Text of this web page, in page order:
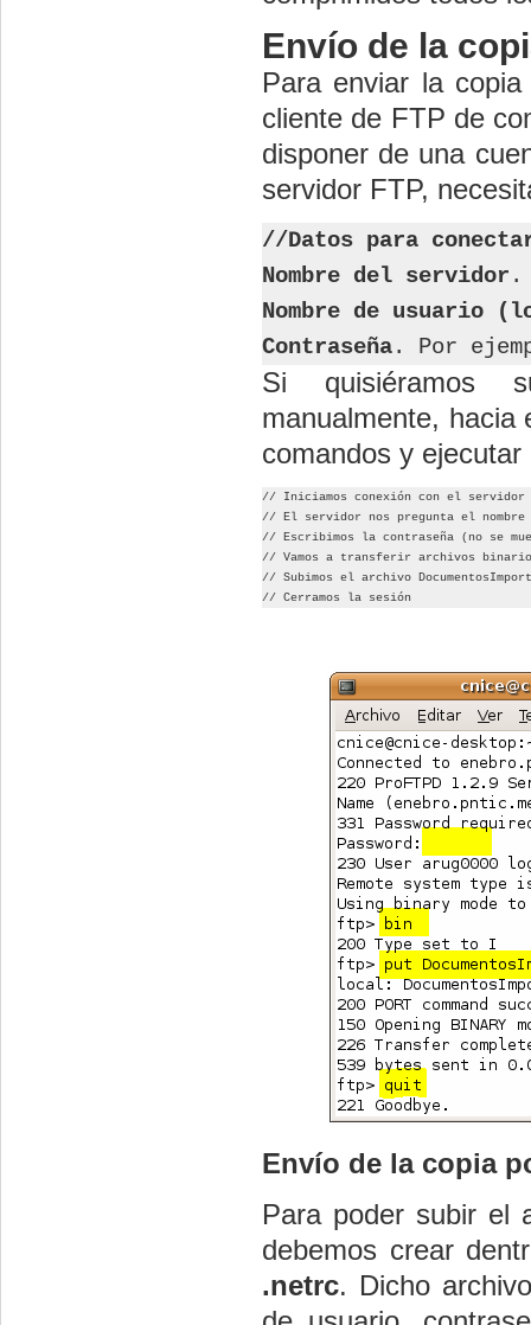
Envío de la
Para enviar la
cliente de FTP de
disponer de una
servidor FTP,
//Datos para
Nombre del servidor .
Nombre de usuario
Contraseña. Por
Si quisiéramos
manualmente, hacia
comandos y
// Iniciamos conexión con el servidor
// El servidor nos pregunta el nombre
// Escribimos la contraseña (no se
// Vamos a transferir archivos
// Subimos el archivo
// Cerramos la sesión
Envío de la copia
Para poder subir el
debemos crear
.netrc. Dicho